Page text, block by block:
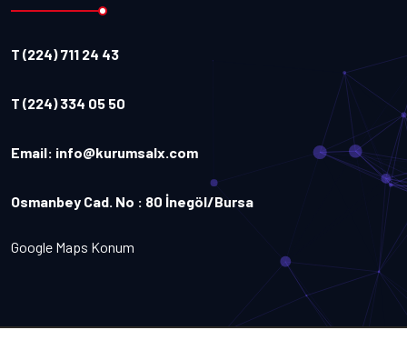
T (224) 711 24 43
T (224) 334 05 50
Email: info@kurumsalx.com
Osmanbey Cad. No : 80 İnegöl/Bursa
Google Maps Konum